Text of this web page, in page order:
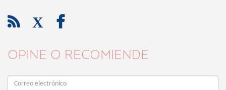
 X 
OPINE O RECOMIENDE